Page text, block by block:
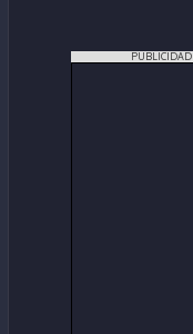
PUBLICIDAD